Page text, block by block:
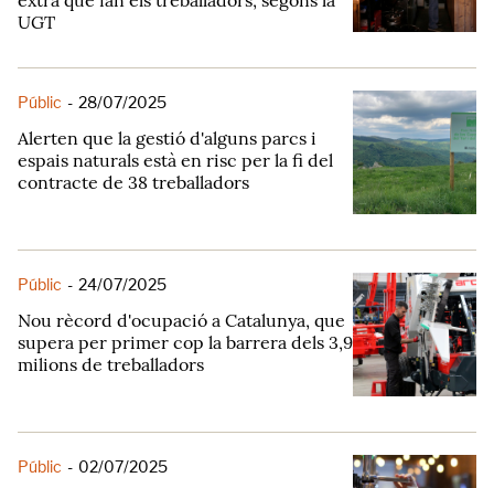
UGT
Públic - 28/07/2025
Alerten que la gestió d'alguns parcs i
espais naturals està en risc per la fi del
contracte de 38 treballadors
Públic - 24/07/2025
Nou rècord d'ocupació a Catalunya, que
supera per primer cop la barrera dels 3,9
milions de treballadors
Públic - 02/07/2025